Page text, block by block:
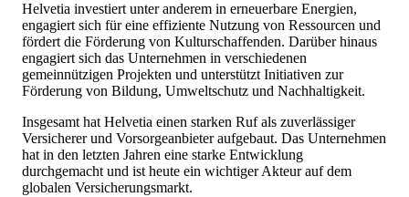
Helvetia investiert unter anderem in erneuerbare Energien,
engagiert sich für eine effiziente Nutzung von Ressourcen und
fördert die Förderung von Kulturschaffenden. Darüber hinaus
engagiert sich das Unternehmen in verschiedenen
gemeinnützigen Projekten und unterstützt Initiativen zur
Förderung von Bildung, Umweltschutz und Nachhaltigkeit.
Insgesamt hat Helvetia einen starken Ruf als zuverlässiger
Versicherer und Vorsorgeanbieter aufgebaut. Das Unternehmen
hat in den letzten Jahren eine starke Entwicklung
durchgemacht und ist heute ein wichtiger Akteur auf dem
globalen Versicherungsmarkt.